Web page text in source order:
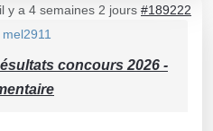
il y a 4 semaines 2 jours #189222
mel2911
concours 2026 -